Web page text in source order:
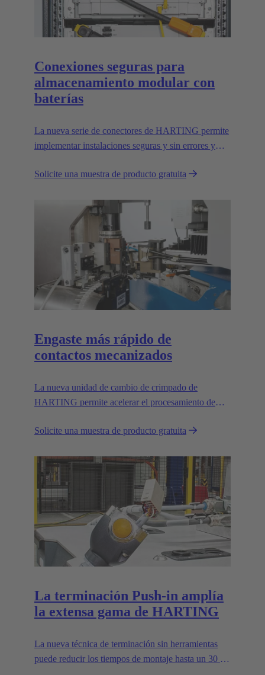
Conexiones seguras para
almacenamiento modular con
baterías
La nueva serie de conectores de HARTING permite
implementar instalaciones seguras y sin errores y
Solicite una muestra de producto gratuita
Engaste más rápido de
contactos mecanizados
La nueva unidad de cambio de crimpado de
HARTING permite acelerar el procesamiento de
alimentación por vibración.
Solicite una muestra de producto gratuita
La terminación Push-in amplía
la extensa gama de HARTING
La nueva técnica de terminación sin herramientas
puede reducir los tiempos de montaje hasta un 30 %